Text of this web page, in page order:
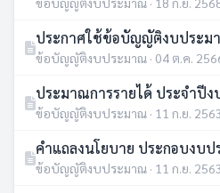
ประกาศใช้ข้อบัญญัติงบประม
ข้อบัญญัติงบประมาณ · 04 ต.ค.
ประมาณการรายได้ ประจำปี
ข้อบัญญัติงบประมาณ · 11 ก.ย.
คำแถลงนโยบาย ประกอบงบ
ข้อบัญญัติงบประมาณ · 11 ก.ย.